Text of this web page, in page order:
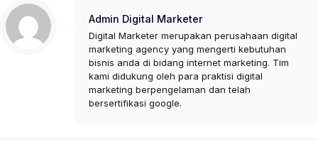
Admin Digital Marketer
Digital Marketer merupakan perusahaan digital
marketing agency yang mengerti kebutuhan
bisnis anda di bidang internet marketing. Tim
kami didukung oleh para praktisi digital
marketing berpengelaman dan telah
bersertifikasi google.